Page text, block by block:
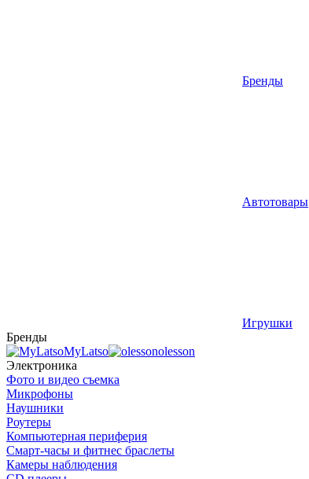
Бренды
Автотовары
Игрушки
Бренды
MyLatso
olesson
Электроника
Фото и видео съемка
Микрофоны
Наушники
Роутеры
Компьютерная периферия
Смарт-часы и фитнес браслеты
Камеры наблюдения